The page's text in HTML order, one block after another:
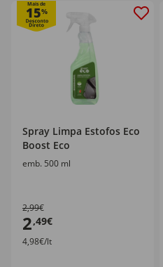
Mais de
15%
Spray Limpa Estofos Eco
Boost Eco
emb. 500 ml
2,99€
2,49€
4,98€/lt